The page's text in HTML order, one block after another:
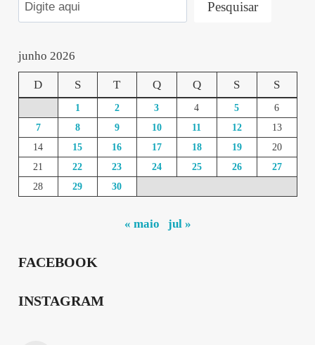
Pesquisar
junho 2026
D S T Q Q S S
1 2 3 4 5
6
7
8 9 10 11 12
13
14
15 16 17 18 19
20
21
22 23 24 25 26
27
28
29 30
« maio jul »
FACEBOOK
INSTAGRAM